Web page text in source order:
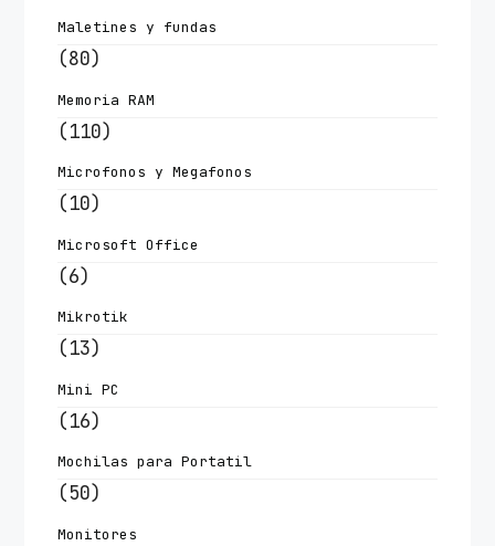
Maletines y fundas
(80)
Memoria RAM
(110)
Microfonos y Megafonos
(10)
Microsoft Office
(6)
Mikrotik
(13)
Mini PC
(16)
Mochilas para Portatil
(50)
Monitores